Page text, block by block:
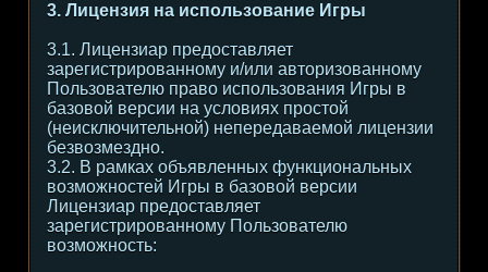
3. Лицензия на использование Игры
3.1. Лицензиар предоставляет
зарегистрированному и/или авторизованному
Пользователю право использования Игры в
базовой версии на условиях простой
(неисключительной) непередаваемой лицензии
безвозмездно.
3.2. В рамках объявленных функциональных
возможностей Игры в базовой версии
Лицензиар предоставляет
зарегистрированному Пользователю
возможность: